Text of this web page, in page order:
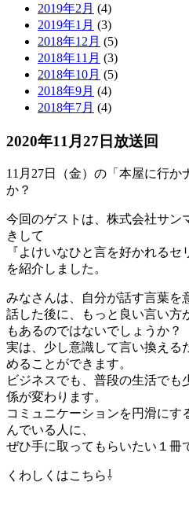
2019年2月 (4)
2019年1月 (3)
2018年12月 (5)
2018年11月 (3)
2018年10月 (5)
2018年9月 (4)
2018年7月 (4)
2020年11月27日放送回
11月27日（金）の「本屋に行
か？
今回のゲストは、株式会社サン
きして
『よけいなひと言を好かれるセ
を紹介しました。
みなさんは、自分が話す言葉を
話した後に、もっと良い言い方
もあるのではないでしょうか？
実は、少し意識して言い換える
めることができます。
ビジネスでも、普段の生活でも
係が変わります。
コミュニケーションを円滑にす
んでいる人に、
ぜひ手に取ってもらいたい１冊
くわしくはこちら⇩